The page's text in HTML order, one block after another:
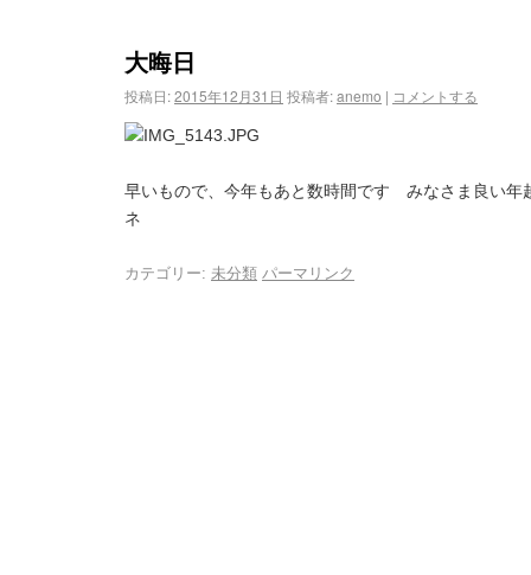
大晦日
投稿日:2015年12月31日 投稿者:anemo | コメントする
早いもので、今年もあと数時間です みなさま良い年
ネ
カテゴリー: 未分類 パーマリンク